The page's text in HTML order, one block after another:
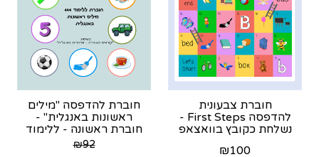
חוברת צבעונית
להדפסה First Steps -
נשלחת כקובץ בוואצאפ
₪100
חוברת להדפסה "מילים
ראשונות באנגלית" -
חוברת ראשונה - ללימוד
₪92